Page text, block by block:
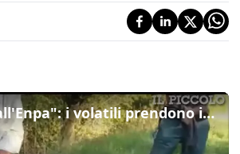
"Liberi tutti all'Enpa": i volatili prendono il volo